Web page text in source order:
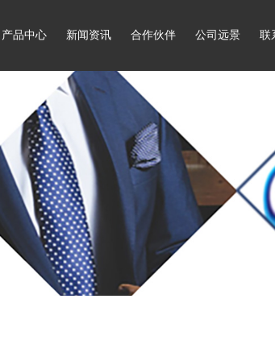
产品中心 新闻资讯 合作伙伴 公司远景 联